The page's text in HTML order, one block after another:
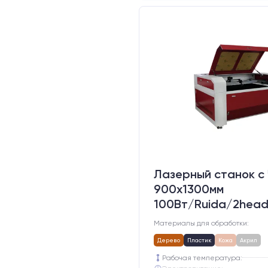
Лазерный станок c
900х1300мм
100Вт/Ruida/2head
Материалы для обработки:
Дерево Пластик Кожа Акрил
Рабочая температура: